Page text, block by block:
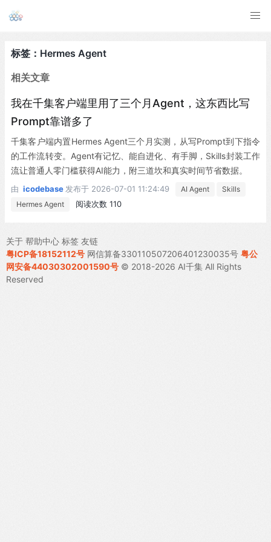
标签：Hermes Agent
相关文章
我在千集客户端里用了三个月Agent，这东西比写
Prompt靠谱多了
千集客户端内置Hermes Agent三个月实测，从写Prompt到下指令
的工作流转变。Agent有记忆、能自进化、有手脚，Skills封装工作
流让普通人零门槛获得AI能力，附三道坎和真实时间节省数据。
由 icodebase 发布于 2026-07-01 11:24:49 AI Agent
Skills
Hermes Agent
阅读次数 110
关于 帮助中心 标签 友链
粤ICP备18152112号 网信算备330110507206401230035号 粤公
网安备44030302001590号 © 2018-2026 AI千集 All Rights
Reserved